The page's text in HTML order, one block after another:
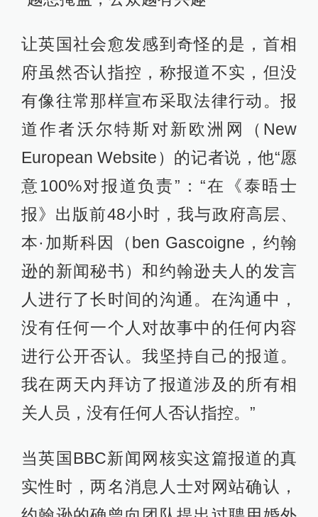
让英国社会愈发感到奇怪的是，首相
府虽然否认指控，称报道不实，但没
有像往常那样宣布采取法律行动。报
道作者沃尔特斯对新欧洲网（New
European Website）的记者说，他“愿
意100%对报道负责”：“在《泰晤士
报》出版前48小时，我与政府高层、
本·加斯科因（ben Gascoigne，约翰
逊的新闻秘书）和约翰逊夫人的发言
人进行了长时间的沟通。在沟通中，
没有任何一个人对故事中的任何内容
进行公开否认。我坚持自己的报道。
我在两天内拜访了报道涉及的所有相
关人员，没有任何人否认指控。”
当英国BBC新闻网核实这篇报道的真
实性时，两名消息人士对网站确认，